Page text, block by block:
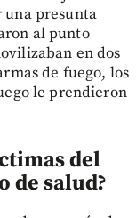
presunta
al punto
en dos
de fuego, los
le prendieron
del
de salud?